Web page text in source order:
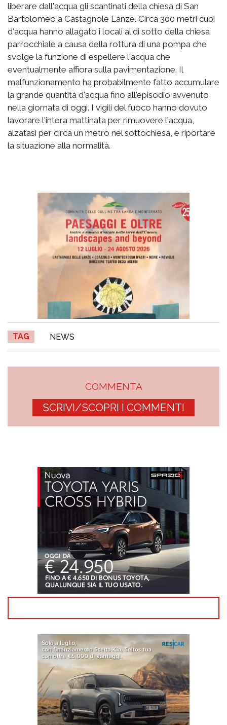
liberare dall'acqua gli scantinati della chiesa di San
Bartolomeo a Castagnole Lanze. Circa 300 metri cubi
d'acqua hanno allagato i locali al di sotto della chiesa
parrocchiale a causa della rottura di una pompa che
svolge la funzione di espellere l'acqua che
eventualmente affiora sulla pavimentazione. Il
malfunzionamento ha probabilmente fatto accumulare
la grande quantità d'acqua fino all'episodio avvenuto
nella giornata di oggi. I vigili del fuoco hanno dovuto
lavorare l'intera mattinata per rimuovere l'acqua,
alzatasi per circa un metro nel sottochiesa, e riportare
la situazione alla normalità.
TAG NEWS
COMMENTA
SCRIVI/SCOPRI I COMMENTI